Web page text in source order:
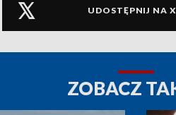
UDOSTĘPNIJ NA X
ZOBACZ